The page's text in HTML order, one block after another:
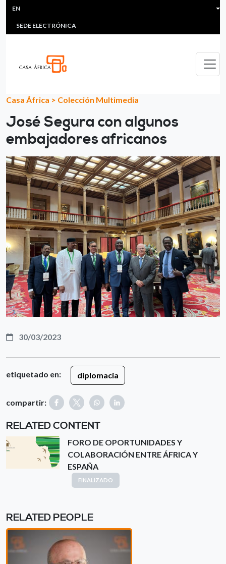
Skip to main content
HEADER MENU
MULTIMEDIA
SEDE ELECTRÓNICA
EN
Casa África > Colección Multimedia
José Segura con algunos
embajadores africanos
30/03/2023
etiquetado en: diplomacia
compartir:
RELATED CONTENT
FORO DE OPORTUNIDADES Y
COLABORACIÓN ENTRE ÁFRICA Y
ESPAÑA
FINALIZADO
RELATED PEOPLE